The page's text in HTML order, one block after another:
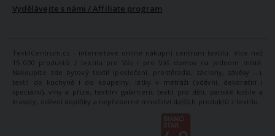
Vydělávejte s námi / Affiliate program
TextilCentrum.cz - internetové online nákupní centrum textilu. Více než
15 000 produktů z textilu pro Vás i pro Váš domov na jednom místě.
Nakoupíte zde bytový textil (povlečení, prostěradla, záclony, závěsy ...),
textil do kuchyně i do koupelny, látky v metráži (oděvní, dekorační i
speciální), vlny a příze, textilní galanterii, textil pro děti, pánské košile a
kravaty, oděvní doplňky a nepřeberné množství dalších produktů z textilu.